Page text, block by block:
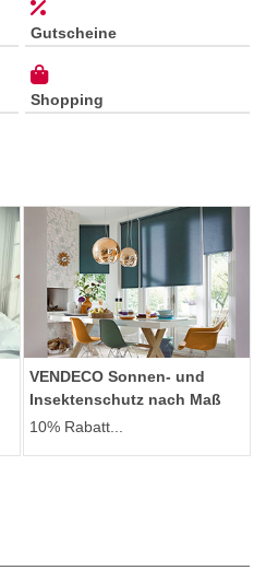
Gutscheine
Shopping
VENDECO Sonnen- und
Insektenschutz nach Maß
10% Rabatt...